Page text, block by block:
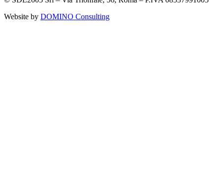
Website by DOMINO Consulting